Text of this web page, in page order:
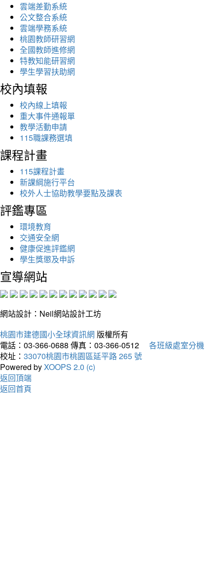
雲端差勤系統
公文整合系統
雲端學務系統
桃園教師研習網
全國教師進修網
特教知能研習網
學生學習扶助網
校內填報
校內線上填報
重大事件通報單
教學活動申請
115職課務選填
課程計畫
115課程計畫
新課綱施行平台
校外人士協助教學要點及課表
評鑑專區
環境教育
交通安全網
健康促進評鑑網
學生獎懲及申訴
宣導網站
網站設計：Neil網站設計工坊
桃園市建德國小全球資訊網 版權所有
電話：03-366-0688 傳真：03-366-0512
各班級處室分機
校址： 33070桃園市桃園區延平路 265 號
Powered byXOOPS 2.0 (c)
返回頂端
返回首頁